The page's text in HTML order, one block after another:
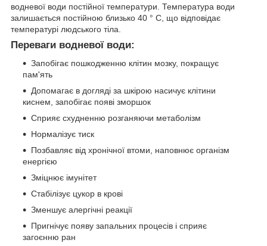
водневої води постійної температури. Температура води
залишається постійною близько 40 ° C, що відповідає
температурі людського тіла.
Переваги водневої води:
Запобігає пошкодженню клітин мозку, покращує
пам'ять
Допомагає в догляді за шкірою насичує клітини
киснем, запобігає появі зморшок
Сприяє схудненню розганяючи метаболізм
Нормалізує тиск
Позбавляє від хронічної втоми, наповнює організм
енергією
Зміцнює імунітет
Стабілізує цукор в крові
Зменшує алергічні реакції
Пригнічує появу запальних процесів і сприяє
загоєнню ран